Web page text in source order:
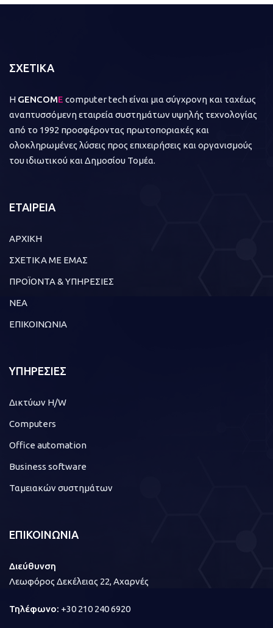
ΣΧΕΤΙΚΑ
Η GENCOME computer tech είναι μια σύγχρονη και ταχέως
αναπτυσσόμενη εταιρεία συστημάτων υψηλής τεχνολογίας
από το 1992 προσφέροντας πρωτοποριακές και
ολοκληρωμένες λύσεις προς επιχειρήσεις και οργανισμούς
του ιδιωτικού και Δημοσίου Τομέα.
ΕΤΑΙΡΕΙΑ
ΑΡΧΙΚΗ
ΣΧΕΤΙΚΑ ΜΕ ΕΜΑΣ
ΠΡΟΪΟΝΤΑ & ΥΠΗΡΕΣΙΕΣ
ΝΕΑ
ΕΠΙΚΟΙΝΩΝΙΑ
ΥΠΗΡΕΣΙΕΣ
Δικτύων H/W
Computers
Office automation
Business software
Ταμειακών συστημάτων
ΕΠΙΚΟΙΝΩΝΙΑ
Διεύθυνση
Λεωφόρος Δεκέλειας 22, Αχαρνές
Τηλέφωνο: +30 210 240 6920